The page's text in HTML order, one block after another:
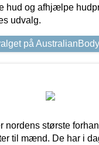
hud og afhjælpe
udvalg.
på
nordens største
til mænd. De har i